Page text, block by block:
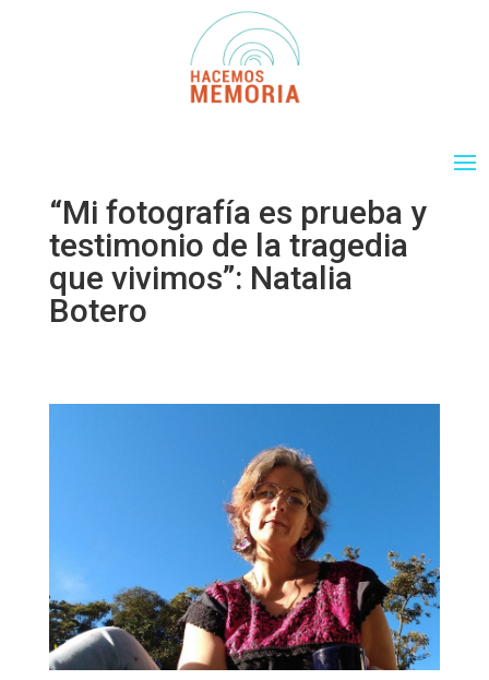
“Mi fotografía es prueba y
testimonio de la tragedia
que vivimos”: Natalia
Botero